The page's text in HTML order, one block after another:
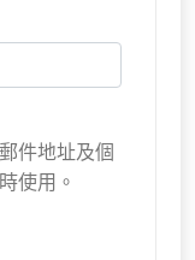
件地址及個
使用。